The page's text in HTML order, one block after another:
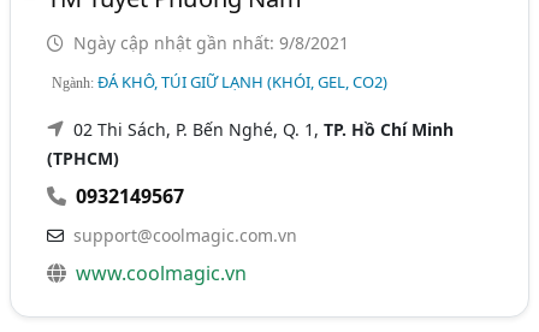
Ngày cập nhật gần nhất: 9/8/2021
Ngành:ĐÁ KHÔ, TÚI GIỮ LẠNH (KHÓI, GEL, CO2)
02 Thi Sách, P. Bến Nghé, Q. 1,TP. Hồ Chí Minh
(TPHCM)
0932149567
support@coolmagic.com.vn
www.coolmagic.vn